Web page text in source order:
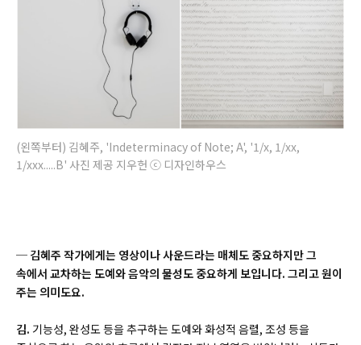
(왼쪽부터) 김혜주, 'Indeterminacy of Note; A', '1/x, 1/xx,
1/xxx.....B' 사진 제공 지우헌 ⓒ 디자인하우스
─ 김혜주 작가에게는 영상이나 사운드라는 매체도 중요하지만 그
속에서 교차하는 도예와 음악의 물성도 중요하게 보입니다. 그리고 원이
주는 의미도요.
김. 기능성, 완성도 등을 추구하는 도예와 화성적 음렬, 조성 등을